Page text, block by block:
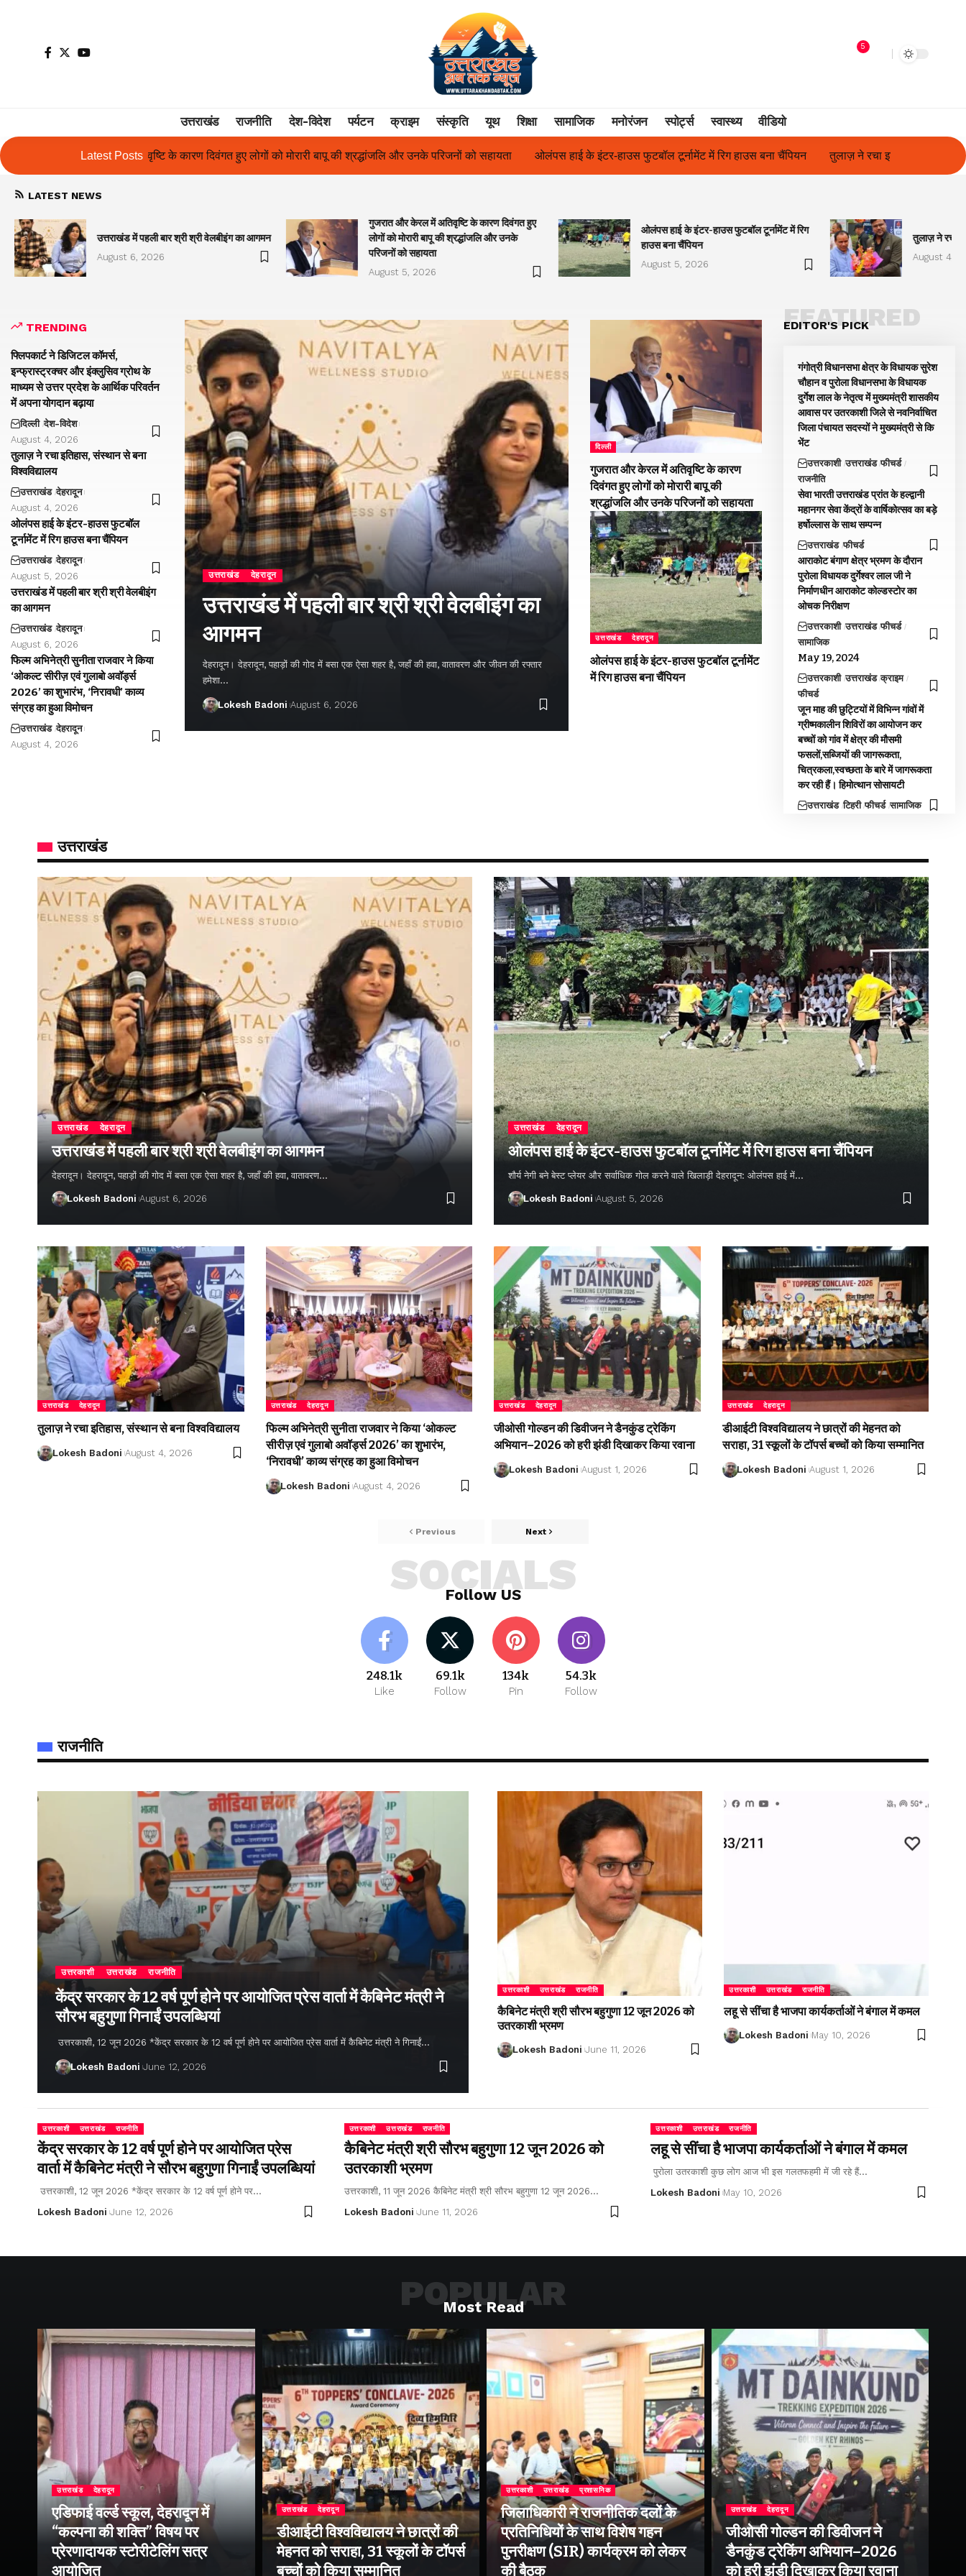
5
उत्तराखंड राजनीति देश-विदेश पर्यटन क्राइम संस्कृति यूथ शिक्षा सामाजिक मनोरंजन स्पोर्ट्स स्वास्थ्य वीडियो
Latest Posts
दिवंगत हुए लोगों को मोरारी बापू की श्रद्धांजलि और उनके परिजनों को सहायता ओलंपस हाई के इंटर-हाउस फुटबॉल टूर्नामेंट में रिग हाउस बना चैंपियन तुलाज़ ने रचा इतिहास, संस्थान से बना विश्वविद्यालय फिल्म अभिनेत्री
LATEST NEWS
उत्तराखंड में पहली बार श्री श्री वेलबीइंग का आगमन
August 6, 2026
गुजरात और केरल में अतिवृष्टि के कारण दिवंगत हुए
लोगों को मोरारी बापू की श्रद्धांजलि और उनके
परिजनों को सहायता
August 5, 2026
ओलंपस हाई के इंटर-हाउस फुटबॉल टूर्नामेंट में रिग
हाउस बना चैंपियन
August 5, 2026
तुलाज़ ने रचा
August 4,
TRENDING
फ्लिपकार्ट ने डिजिटल कॉमर्स,
इन्फ्रास्ट्रक्चर और इंक्लुसिव ग्रोथ के
माध्यम से उत्तर प्रदेश के आर्थिक परिवर्तन
में अपना योगदान बढ़ाया
दिल्ली देश-विदेश
August 4, 2026
तुलाज़ ने रचा इतिहास, संस्थान से बना
विश्वविद्यालय
उत्तराखंड देहरादून
August 4, 2026
ओलंपस हाई के इंटर-हाउस फुटबॉल
टूर्नामेंट में रिग हाउस बना चैंपियन
उत्तराखंड देहरादून
August 5, 2026
उत्तराखंड में पहली बार श्री श्री वेलबीइंग
का आगमन
उत्तराखंड देहरादून
August 6, 2026
फिल्म अभिनेत्री सुनीता राजवार ने किया
‘ओकल्ट सीरीज़ एवं गुलाबो अवॉर्ड्स
2026’ का शुभारंभ, ‘निरावधी’ काव्य
संग्रह का हुआ विमोचन
उत्तराखंड देहरादून
August 4, 2026
उत्तराखंड देहरादून
उत्तराखंड में पहली बार श्री श्री वेलबीइंग का
आगमन
देहरादून। देहरादून, पहाड़ों की गोद में बसा एक ऐसा शहर है, जहाँ की हवा, वातावरण और जीवन की रफ्तार
हमेशा…
Lokesh Badoni August 6, 2026
दिल्ली
गुजरात और केरल में अतिवृष्टि के कारण
दिवंगत हुए लोगों को मोरारी बापू की
श्रद्धांजलि और उनके परिजनों को सहायता
उत्तराखंड देहरादून
ओलंपस हाई के इंटर-हाउस फुटबॉल टूर्नामेंट
में रिग हाउस बना चैंपियन
EDITOR'S PICK
FEATURED
गंगोत्री विधानसभा क्षेत्र के विधायक सुरेश
चौहान व पुरोला विधानसभा के विधायक
दुर्गेश लाल के नेतृत्व में मुख्यमंत्री शासकीय
आवास पर उतरकाशी जिले से नवनिर्वाचित
जिला पंचायत सदस्यों ने मुख्यमंत्री से कि
भेंट
उत्तरकाशी उत्तराखंड फीचर्ड
राजनीति
सेवा भारती उत्तराखंड प्रांत के हल्द्वानी
महानगर सेवा केंद्रों के वार्षिकोत्सव का बड़े
हर्षोल्लास के साथ सम्पन्न
उत्तराखंड फीचर्ड
आराकोट बंगाण क्षेत्र भ्रमण के दौरान
पुरोला विधायक दुर्गेश्वर लाल जी ने
निर्माणधीन आराकोट कोल्डस्टोर का
ओचक निरीक्षण
उत्तरकाशी उत्तराखंड फीचर्ड
सामाजिक
May 19, 2024
उत्तरकाशी उत्तराखंड क्राइम
फीचर्ड
जून माह की छुट्टियों में विभिन्न गांवों में
ग्रीष्मकालीन शिविरों का आयोजन कर
बच्चों को गांव में क्षेत्र की मौसमी
फसलों,सब्जियों की जागरूकता,
चित्रकला,स्वच्छता के बारे में जागरूकता
कर रही हैं। हिमोत्थान सोसायटी
उत्तराखंड टिहरी फीचर्ड सामाजिक
उत्तराखंड
उत्तराखंड देहरादून
उत्तराखंड में पहली बार श्री श्री वेलबीइंग का आगमन
देहरादून। देहरादून, पहाड़ों की गोद में बसा एक ऐसा शहर है, जहाँ की हवा, वातावरण…
Lokesh Badoni August 6, 2026
उत्तराखंड देहरादून
ओलंपस हाई के इंटर-हाउस फुटबॉल टूर्नामेंट में रिग हाउस बना चैंपियन
शौर्य नेगी बने बेस्ट प्लेयर और सर्वाधिक गोल करने वाले खिलाड़ी देहरादून: ओलंपस हाई में…
Lokesh Badoni August 5, 2026
उत्तराखंड देहरादून
तुलाज़ ने रचा इतिहास, संस्थान से बना विश्वविद्यालय
Lokesh Badoni August 4, 2026
उत्तराखंड देहरादून
फिल्म अभिनेत्री सुनीता राजवार ने किया ‘ओकल्ट
सीरीज़ एवं गुलाबो अवॉर्ड्स 2026’ का शुभारंभ,
‘निरावधी’ काव्य संग्रह का हुआ विमोचन
Lokesh Badoni August 4, 2026
उत्तराखंड देहरादून
जीओसी गोल्डन की डिवीजन ने डैनकुंड ट्रेकिंग
अभियान–2026 को हरी झंडी दिखाकर किया रवाना
Lokesh Badoni August 1, 2026
उत्तराखंड देहरादून
डीआईटी विश्वविद्यालय ने छात्रों की मेहनत को
सराहा, 31 स्कूलों के टॉपर्स बच्चों को किया सम्मानित
Lokesh Badoni August 1, 2026
Previous Next
Follow US
SOCIALS
248.1k
Like
69.1k
Follow
134k
Pin
54.3k
Follow
राजनीति
उत्तरकाशी उत्तराखंड राजनीति
केंद्र सरकार के 12 वर्ष पूर्ण होने पर आयोजित प्रेस वार्ता में कैबिनेट मंत्री ने
सौरभ बहुगुणा गिनाईं उपलब्धियां
उत्तरकाशी, 12 जून 2026 *केंद्र सरकार के 12 वर्ष पूर्ण होने पर आयोजित प्रेस वार्ता में कैबिनेट मंत्री ने गिनाईं…
Lokesh Badoni June 12, 2026
उत्तरकाशी उत्तराखंड राजनीति
कैबिनेट मंत्री श्री सौरभ बहुगुणा 12 जून 2026 को
उतरकाशी भ्रमण
Lokesh Badoni June 11, 2026
उत्तरकाशी उत्तराखंड राजनीति
लहू से सींचा है भाजपा कार्यकर्ताओं ने बंगाल में कमल
Lokesh Badoni May 10, 2026
उत्तरकाशी उत्तराखंड राजनीति
केंद्र सरकार के 12 वर्ष पूर्ण होने पर आयोजित प्रेस
वार्ता में कैबिनेट मंत्री ने सौरभ बहुगुणा गिनाईं उपलब्धियां
उत्तरकाशी, 12 जून 2026 *केंद्र सरकार के 12 वर्ष पूर्ण होने पर…
Lokesh Badoni June 12, 2026
उत्तरकाशी उत्तराखंड राजनीति
कैबिनेट मंत्री श्री सौरभ बहुगुणा 12 जून 2026 को
उतरकाशी भ्रमण
उत्तरकाशी, 11 जून 2026 कैबिनेट मंत्री श्री सौरभ बहुगुणा 12 जून 2026…
Lokesh Badoni June 11, 2026
उत्तरकाशी उत्तराखंड राजनीति
लहू से सींचा है भाजपा कार्यकर्ताओं ने बंगाल में कमल
पुरोला उतरकाशी कुछ लोग आज भी इस गलतफहमी में जी रहे हैं…
Lokesh Badoni May 10, 2026
Most Read
POPULAR
उत्तराखंड देहरादून
एडिफाई वर्ल्ड स्कूल, देहरादून में
“कल्पना की शक्ति” विषय पर
प्रेरणादायक स्टोरीटेलिंग सत्र
आयोजित
उत्तराखंड देहरादून
डीआईटी विश्वविद्यालय ने छात्रों की
मेहनत को सराहा, 31 स्कूलों के टॉपर्स
बच्चों को किया सम्मानित
उत्तरकाशी उत्तराखंड प्रशासनिक
जिलाधिकारी ने राजनीतिक दलों के
प्रतिनिधियों के साथ विशेष गहन
पुनरीक्षण (SIR) कार्यक्रम को लेकर
की बैठक
उत्तराखंड देहरादून
जीओसी गोल्डन की डिवीजन ने
डैनकुंड ट्रेकिंग अभियान–2026
को हरी झंडी दिखाकर किया रवाना